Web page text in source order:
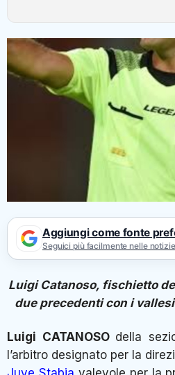
Aggiungi come fonte
Seguici più facilmente nelle
Luigi Catanoso, fischietto
due precedenti con i
Luigi CATANOSO della
l’arbitro designato per la